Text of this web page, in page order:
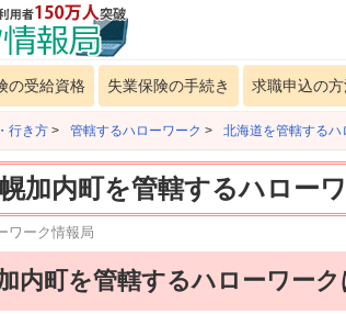
の受給資格 失業保険の手続き 求職申込の
行き方 > 管轄するハローワーク > 北海道を管轄するハ
加内町を管轄するハロー
ワーク情報局
内町を管轄するハローワーク